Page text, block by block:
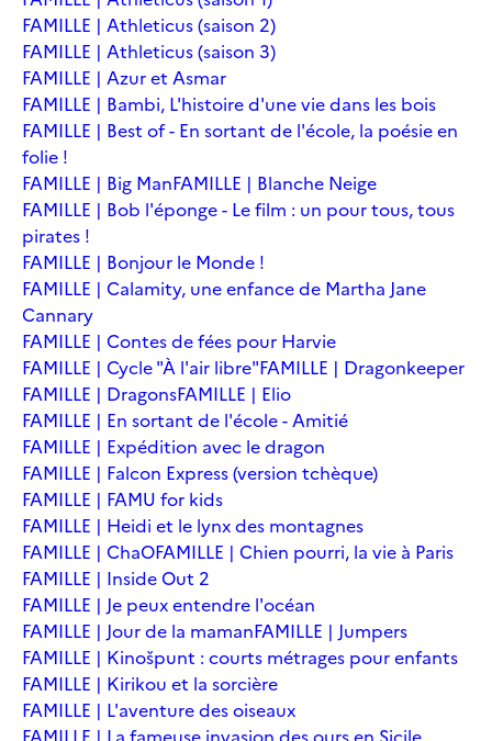
FAMILLE | Athleticus (saison 2)
FAMILLE | Athleticus (saison 3)
FAMILLE | Azur et Asmar
FAMILLE | Bambi, L'histoire d'une vie dans les bois
FAMILLE | Best of - En sortant de l'école, la poésie en
folie !
FAMILLE | Big ManFAMILLE | Blanche Neige
FAMILLE | Bob l'éponge - Le film : un pour tous, tous
pirates !
FAMILLE | Bonjour le Monde !
FAMILLE | Calamity, une enfance de Martha Jane
Cannary
FAMILLE | Contes de fées pour Harvie
FAMILLE | Cycle "À l'air libre"FAMILLE | Dragonkeeper
FAMILLE | DragonsFAMILLE | Elio
FAMILLE | En sortant de l'école - Amitié
FAMILLE | Expédition avec le dragon
FAMILLE | Falcon Express (version tchèque)
FAMILLE | FAMU for kids
FAMILLE | Heidi et le lynx des montagnes
FAMILLE | ChaOFAMILLE | Chien pourri, la vie à Paris
FAMILLE | Inside Out 2
FAMILLE | Je peux entendre l'océan
FAMILLE | Jour de la mamanFAMILLE | Jumpers
FAMILLE | Kinošpunt : courts métrages pour enfants
FAMILLE | Kirikou et la sorcière
FAMILLE | L'aventure des oiseaux